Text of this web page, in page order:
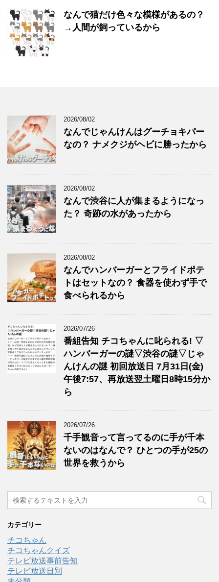
なんで猫だけ色々な模様があるの？
→人間が飼っているから
2026/08/02
なんでじゃんけんはグーチョキパー
なの？ ナメクジがヘビに勝ったから
2026/08/02
なんで渋谷に人が集まるようになっ
た？ 奇跡の水があったから
2026/08/02
なんでハンバーガーとフライドポテ
トはセットなの？ 食器を使わず手で
食べられるから
2026/07/26
番組告知 チコちゃんに叱られる! ▽
ハンバーガーの謎▽渋谷の謎▽じゃ
んけんの謎 初回放送日 7月31日(金)
午後7:57、再放送翌土曜日8時15分か
ら
2026/07/26
千手観音って言ってるのに手が千本
ないのはなんで？ ひとつの手が25の
世界を救うから
カテゴリー
チコちゃん
チコちゃんクイズ
テレビ放送事前告知
テレビ放送日別